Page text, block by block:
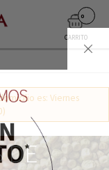
CARRITO
0
es: Viernes
DE